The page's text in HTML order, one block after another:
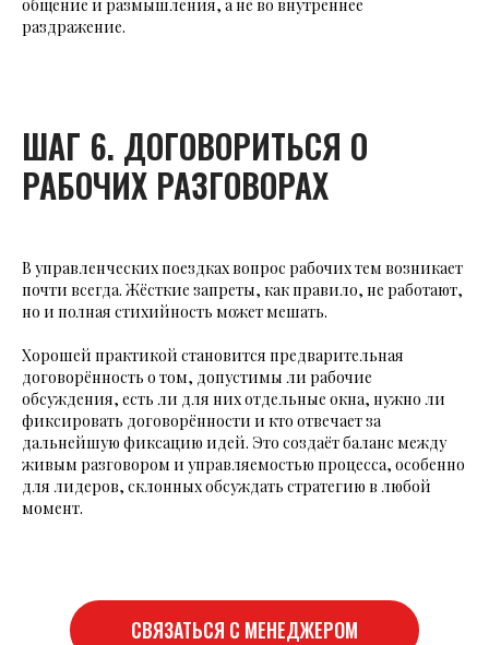
общение и размышления, а не во внутреннее
раздражение.
ШАГ 6. ДОГОВОРИТЬСЯ О
РАБОЧИХ РАЗГОВОРАХ
В управленческих поездках вопрос рабочих тем возникает
почти всегда. Жёсткие запреты, как правило, не работают,
но и полная стихийность может мешать.
Хорошей практикой становится предварительная
договорённость о том, допустимы ли рабочие
обсуждения, есть ли для них отдельные окна, нужно ли
фиксировать договорённости и кто отвечает за
дальнейшую фиксацию идей. Это создаёт баланс между
живым разговором и управляемостью процесса, особенно
для лидеров, склонных обсуждать стратегию в любой
момент.
СВЯЗАТЬСЯ С МЕНЕДЖЕРОМ